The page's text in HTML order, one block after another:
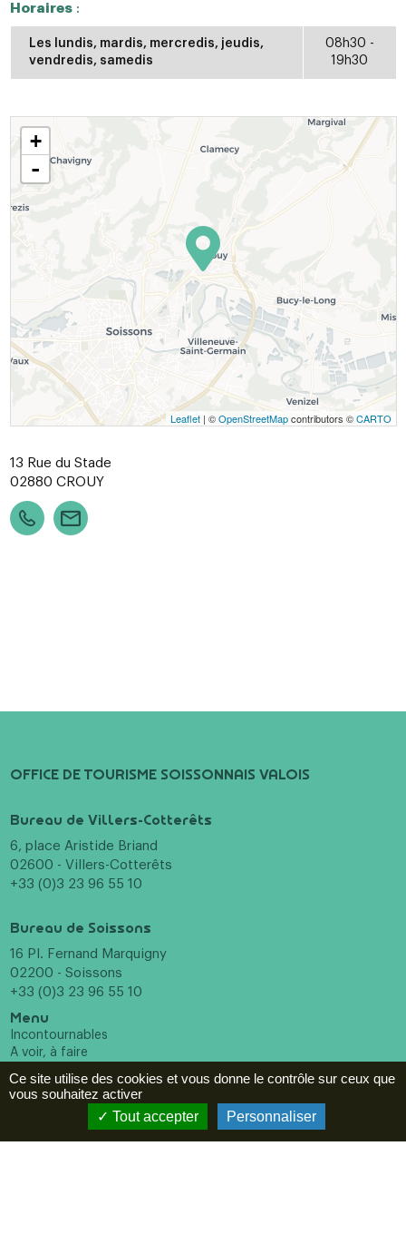
Horaires:
Les lundis, mardis, mercredis, jeudis,
vendredis, samedis
08h30 -
19h30
+
-
Leaflet| ©OpenStreetMapcontributors ©CARTO
13 Rue du Stade
02880 CROUY
OFFICE DE TOURISME SOISSONNAIS VALOIS
Bureau de Villers-Cotterêts
6, place Aristide Briand
02600 - Villers-Cotterêts
+33 (0)3 23 96 55 10
Bureau de Soissons
16 Pl. Fernand Marquigny
02200 - Soissons
+33 (0)3 23 96 55 10
Menu
Incontournables
A voir, à faire
Restaurants
ESPACE PRO
Ce site utilise des cookies et vous donne le contrôle sur ceux que
vous souhaitez activer
Tout accepter
Personnaliser